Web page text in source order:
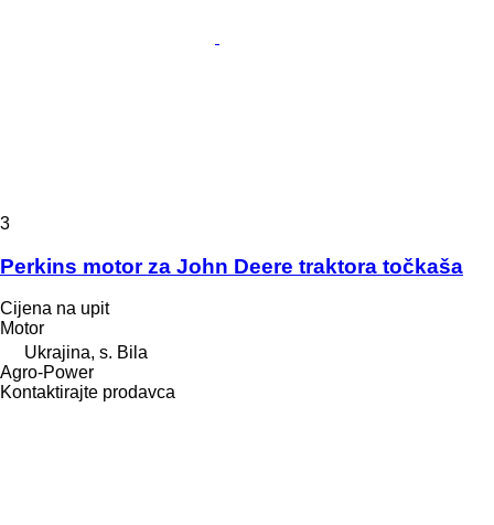
3
Perkins motor za John Deere traktora točkaša
Cijena na upit
Motor
Ukrajina, s. Bila
Agro-Power
Kontaktirajte prodavca